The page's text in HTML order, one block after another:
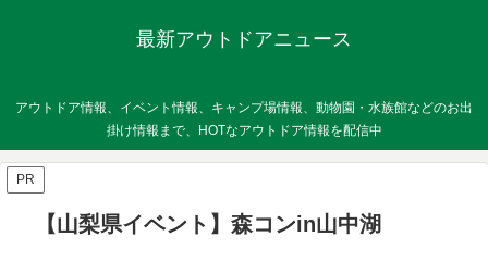
最新アウトドアニュース
アウトドア情報、イベント情報、キャンプ場情報、動物園・水族館などのお出
掛け情報まで、HOTなアウトドア情報を配信中
PR
【山梨県イベント】森コンin山中湖